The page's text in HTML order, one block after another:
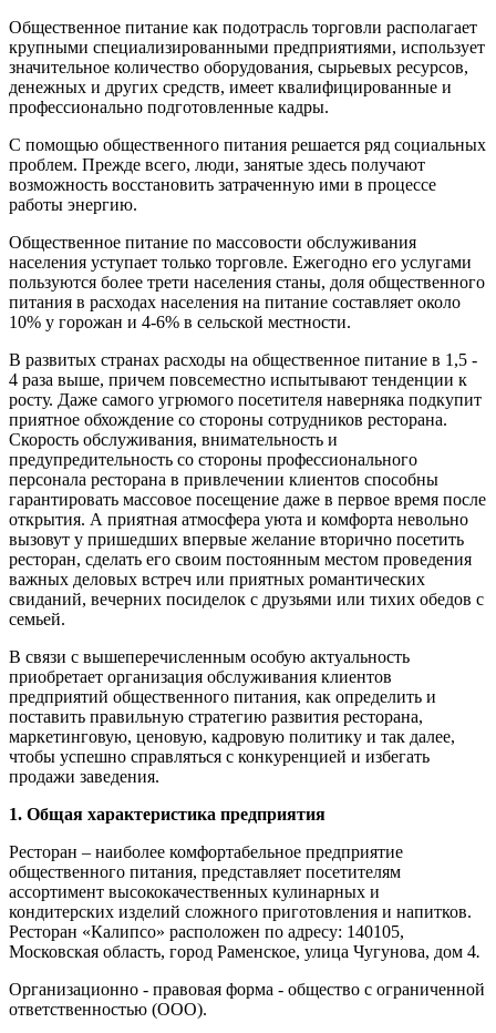
Общественное питание как подотрасль торговли располагает
крупными специализированными предприятиями, использует
значительное количество оборудования, сырьевых ресурсов,
денежных и других средств, имеет квалифицированные и
профессионально подготовленные кадры.
С помощью общественного питания решается ряд социальных
проблем. Прежде всего, люди, занятые здесь получают
возможность восстановить затраченную ими в процессе
работы энергию.
Общественное питание по массовости обслуживания
населения уступает только торговле. Ежегодно его услугами
пользуются более трети населения станы, доля общественного
питания в расходах населения на питание составляет около
10% у горожан и 4-6% в сельской местности.
В развитых странах расходы на общественное питание в 1,5 -
4 раза выше, причем повсеместно испытывают тенденции к
росту. Даже самого угрюмого посетителя наверняка подкупит
приятное обхождение со стороны сотрудников ресторана.
Скорость обслуживания, внимательность и
предупредительность со стороны профессионального
персонала ресторана в привлечении клиентов способны
гарантировать массовое посещение даже в первое время после
открытия. А приятная атмосфера уюта и комфорта невольно
вызовут у пришедших впервые желание вторично посетить
ресторан, сделать его своим постоянным местом проведения
важных деловых встреч или приятных романтических
свиданий, вечерних посиделок с друзьями или тихих обедов с
семьей.
В связи с вышеперечисленным особую актуальность
приобретает организация обслуживания клиентов
предприятий общественного питания, как определить и
поставить правильную стратегию развития ресторана,
маркетинговую, ценовую, кадровую политику и так далее,
чтобы успешно справляться с конкуренцией и избегать
продажи заведения.
1. Общая характеристика предприятия
Ресторан – наиболее комфортабельное предприятие
общественного питания, представляет посетителям
ассортимент высококачественных кулинарных и
кондитерских изделий сложного приготовления и напитков.
Ресторан «Калипсо» расположен по адресу: 140105,
Московская область, город Раменское, улица Чугунова, дом 4.
Организационно - правовая форма - общество с ограниченной
ответственностью (ООО).